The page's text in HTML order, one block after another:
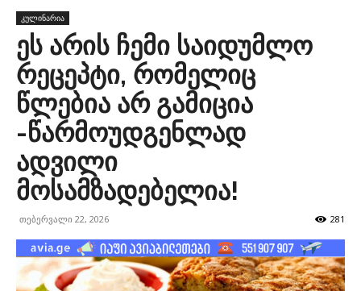
კულინარია
ეს არის ჩემი საიდუმლო
რეცეპტი, რომელიც
წლებია არ გამიცია
-წარმოუდგენლად
ადვილი
მოსამზადებელია!
თებერვალი 22, 2026 281